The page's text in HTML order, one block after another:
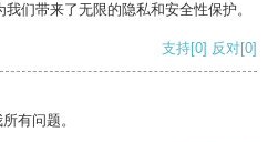
们带来了无限的隐私和安全性保护。
支持[0] 反对[0]
有问题。